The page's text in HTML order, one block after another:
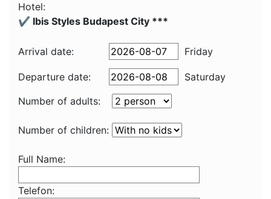
Hotel:
✔️ Ibis Styles Budapest City ***
Arrival date: Friday
Departure date:
Saturday
Number of adults:
Number of children:
Full Name:
Telefon: